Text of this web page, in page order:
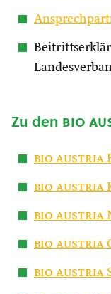
Zu den bio
bio austria
bio austria
bio austria
bio austria
bio austria